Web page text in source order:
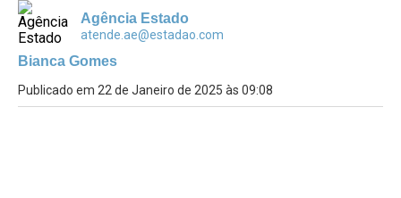
Agência Estado
atende.ae@estadao.com
Bianca Gomes
Publicado em 22 de Janeiro de 2025 às 09:08